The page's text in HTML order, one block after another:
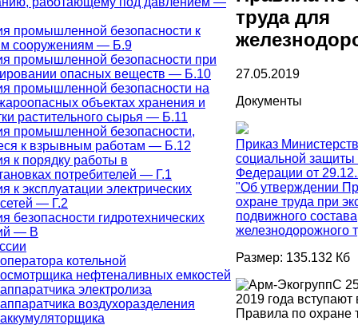
промышленной безопасности к
сооружениям — Б.9
промышленной безопасности при
опасных веществ — Б.10
промышленной безопасности на
объектах хранения и
растительного сырья — Б.11
промышленной безопасности,
к взрывным работам — Б.12
к порядку работы в
потребителей — Г.1
к эксплуатации электрических
— Г.2
безопасности гидротехнических
— В
котельной
нефтеналивных емкостей
электролиза
воздухоразделения
труда для
27.05.2019
Документы
Приказ
социальной защиты
Федерации от
"Об утверждении
охране труда при
подвижного состава
железнодорожного
Размер: 135.132 Кб
С
2019 года вступают
Правила по охране